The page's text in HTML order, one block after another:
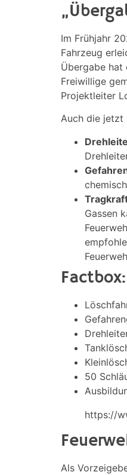
Im Frühjahr
Fahrzeug
Übergabe hat
Freiwillige
Projektleiter
Auch die jetzt
Gassen
50
https://
Als